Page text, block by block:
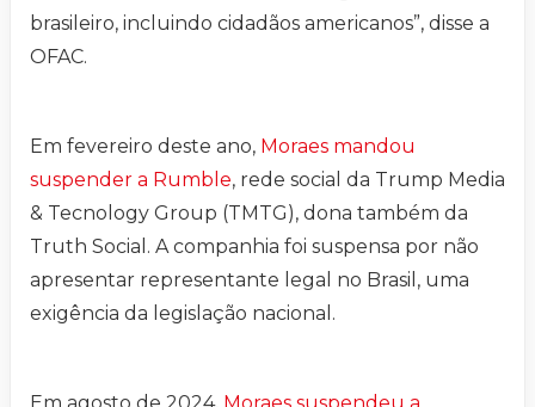
brasileiro, incluindo cidadãos americanos”, disse a
OFAC.
Em fevereiro deste ano, Moraes mandou
suspender a Rumble, rede social da Trump Media
& Tecnology Group (TMTG), dona também da
Truth Social. A companhia foi suspensa por não
apresentar representante legal no Brasil, uma
exigência da legislação nacional.